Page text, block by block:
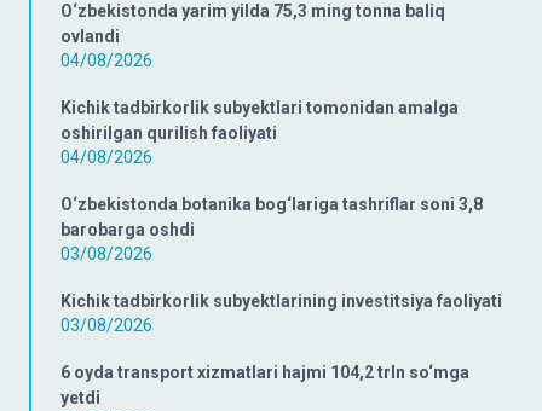
O‘zbekistonda yarim yilda 75,3 ming tonna baliq
ovlandi
04/08/2026
Kichik tadbirkorlik subyektlari tomonidan amalga
oshirilgan qurilish faoliyati
04/08/2026
O‘zbekistonda botanika bog‘lariga tashriflar soni 3,8
barobarga oshdi
03/08/2026
Kichik tadbirkorlik subyektlarining investitsiya faoliyati
03/08/2026
6 oyda transport xizmatlari hajmi 104,2 trln so‘mga
yetdi